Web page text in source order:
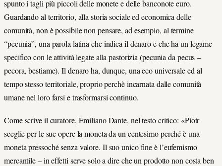
spunto i tagli più piccoli delle monete e delle banconote euro.
Guardando al territorio, alla storia sociale ed economica delle
comunità, non è possibile non pensare, ad esempio, al termine
“pecunia”, una parola latina che indica il denaro e che ha un legame
specifico con le attività legate alla pastorizia (pecunia da pecus –
pecora, bestiame). Il denaro ha, dunque, una eco universale ed al
tempo stesso territoriale, proprio perchè incarnata dalle comunità
umane nel loro farsi e trasformarsi continuo.
Come scrive il curatore, Emiliano Dante, nel testo critico: «Piotr
sceglie per le sue opere la moneta da un centesimo perché è una
moneta pressoché senza valore. Il suo unico fine è l’eufemismo
mercantile – in effetti serve solo a dire che un prodotto non costa ben